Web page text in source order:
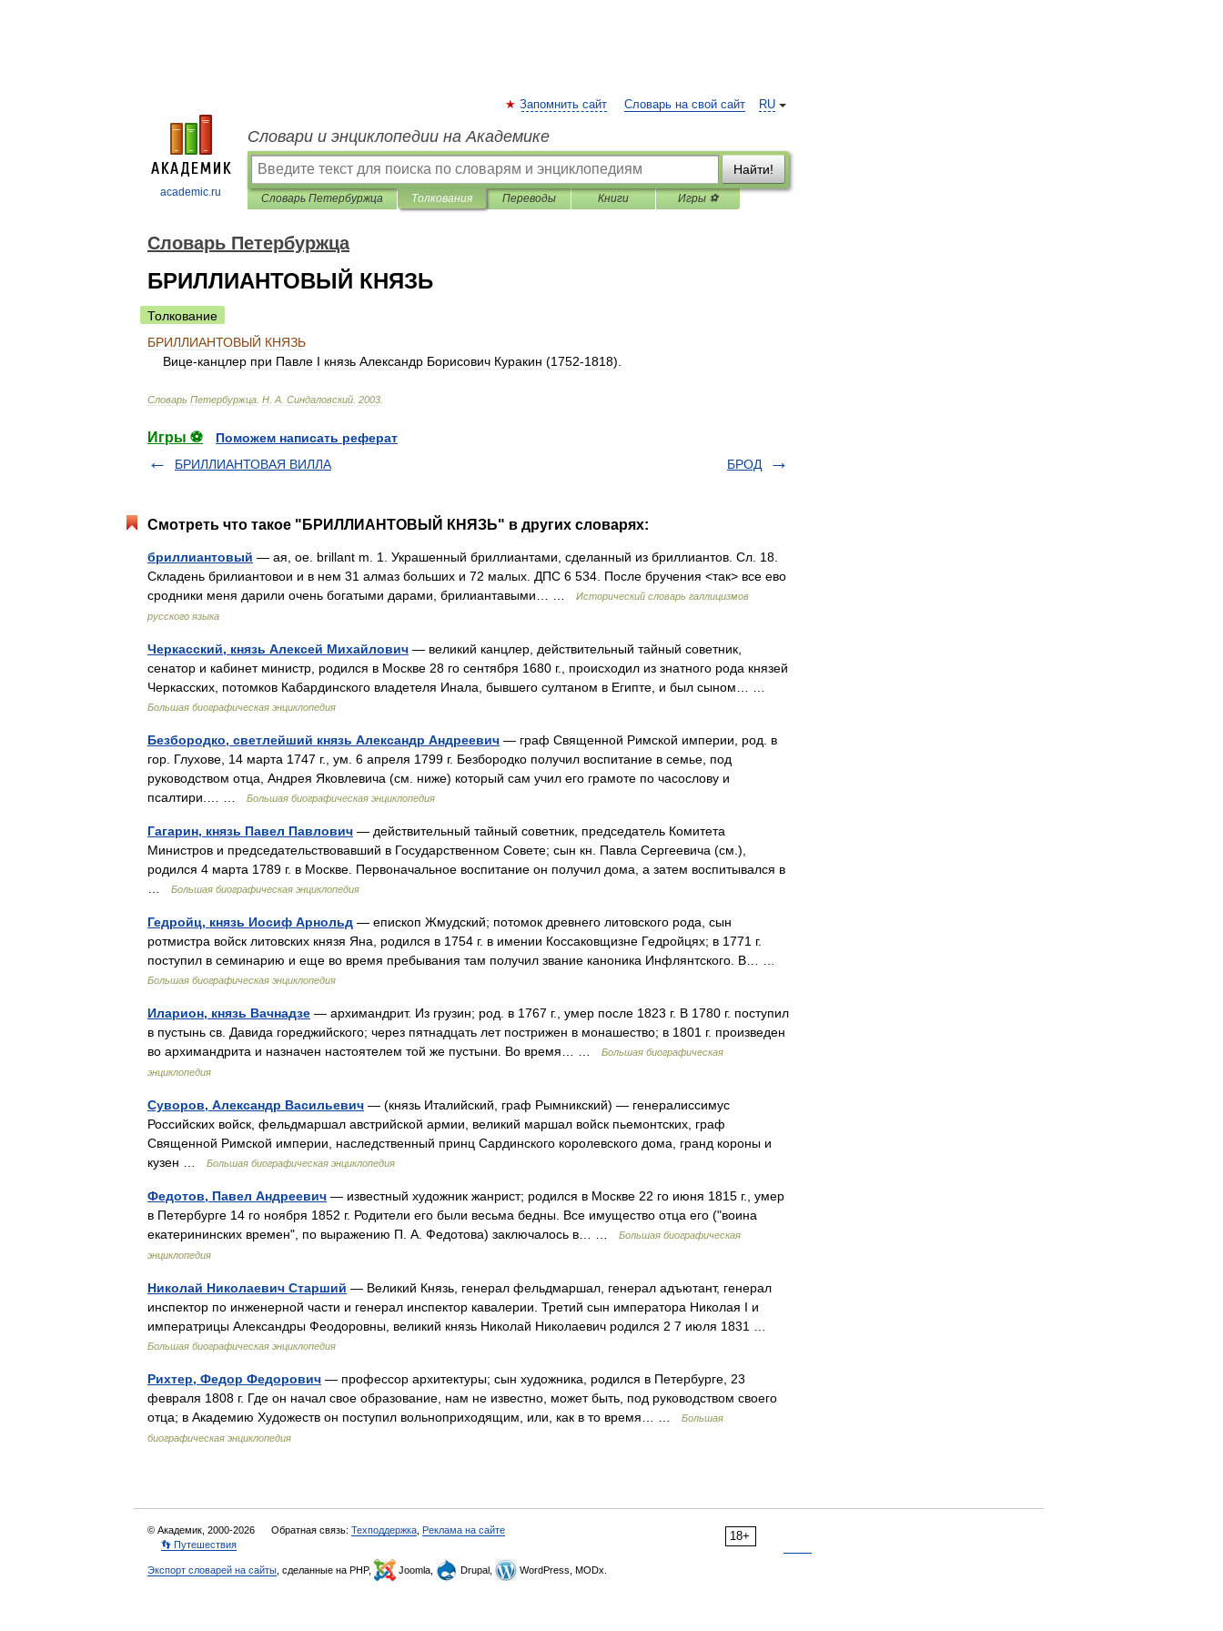
academic.ru
RU
Запомнить сайт Словарь на свой сайт
Словари и энциклопедии на Академике
Найти!
Словарь Петербуржца Толкования Переводы Книги Игры ⚽
Словарь Петербуржца
БРИЛЛИАНТОВЫЙ КНЯЗЬ
Толкование
БРИЛЛИАНТОВЫЙ КНЯЗЬ
Вице-канцлер при Павле I князь Александр Борисович Куракин (1752-1818).
Словарь Петербуржца Н А Синдаловский 2003
Игры ⚽
Поможем написать реферат
БРИЛЛИАНТОВАЯ ВИЛЛА
БРОД
Смотреть что такое "БРИЛЛИАНТОВЫЙ КНЯЗЬ" в других словарях:
бриллиантовый — ая, ое. brillant m. 1. Украшенный бриллиантами, сделанный из бриллиантов. Сл. 18.
Складень брилиантовои и в нем 31 алмаз больших и 72 малых. ДПС 6 534. После бручения <так> все ево
сродники меня дарили очень богатыми дарами, брилиантавыми… …
Исторический словарь галлицизмов
русского языка
Черкасский, князь Алексей Михайлович — великий канцлер, действительный тайный советник,
сенатор и кабинет министр, родился в Москве 28 го сентября 1680 г., происходил из знатного рода князей
Черкасских, потомков Кабардинского владетеля Инала, бывшего султаном в Египте, и был сыном… …
Большая биографическая энциклопедия
Безбородко, светлейший князь Александр Андреевич — граф Священной Римской империи, род. в
гор. Глухове, 14 марта 1747 г., ум. 6 апреля 1799 г. Безбородко получил воспитание в семье, под
руководством отца, Андрея Яковлевича (см. ниже) который сам учил его грамоте по часослову и
псалтири.… …
Большая биографическая энциклопедия
Гагарин, князь Павел Павлович — действительный тайный советник, председатель Комитета
Министров и председательствовавший в Государственном Совете; сын кн. Павла Сергеевича (см.),
родился 4 марта 1789 г. в Москве. Первоначальное воспитание он получил дома, а затем воспитывался в
Большая биографическая энциклопедия
Гедройц, князь Иосиф Арнольд — епископ Жмудский; потомок древнего литовского рода, сын
ротмистра войск литовских князя Яна, родился в 1754 г. в имении Коссаковщизне Гедройцях; в 1771 г.
поступил в семинарию и еще во время пребывания там получил звание каноника Инфлянтского. В… …
Большая биографическая энциклопедия
Иларион, князь Вачнадзе — архимандрит. Из грузин; род. в 1767 г., умер после 1823 г. В 1780 г. поступил
в пустынь св. Давида гореджийского; через пятнадцать лет пострижен в монашество; в 1801 г. произведен
во архимандрита и назначен настоятелем той же пустыни. Во время… …
Большая биографическая
энциклопедия
Суворов, Александр Васильевич — (князь Италийский, граф Рымникский) — генералиссимус
Российских войск, фельдмаршал австрийской армии, великий маршал войск пьемонтских, граф
Священной Римской империи, наследственный принц Сардинского королевского дома, гранд короны и
кузен …
Большая биографическая энциклопедия
Федотов, Павел Андреевич — известный художник жанрист; родился в Москве 22 го июня 1815 г., умер
в Петербурге 14 го ноября 1852 г. Родители его были весьма бедны. Все имущество отца его ("воина
екатерининских времен", по выражению П. А. Федотова) заключалось в… …
Большая биографическая
энциклопедия
Николай Николаевич Старший — Великий Князь, генерал фельдмаршал, генерал адъютант, генерал
инспектор по инженерной части и генерал инспектор кавалерии. Третий сын императора Николая І и
императрицы Александры Феодоровны, великий князь Николай Николаевич родился 2 7 июля 1831 …
Большая биографическая энциклопедия
Рихтер, Федор Федорович — профессор архитектуры; сын художника, родился в Петербурге, 23
февраля 1808 г. Где он начал свое образование, нам не известно, может быть, под руководством своего
отца; в Академию Художеств он поступил вольноприходящим, или, как в то время… …
Большая
биографическая энциклопедия
18+
© Академик, 2000-2026 Обратная связь: Техподдержка Реклама на сайте
👣 Путешествия
Экспорт словарей на сайты , сделанные на PHP, Joomla, Drupal, WordPress, MODx.